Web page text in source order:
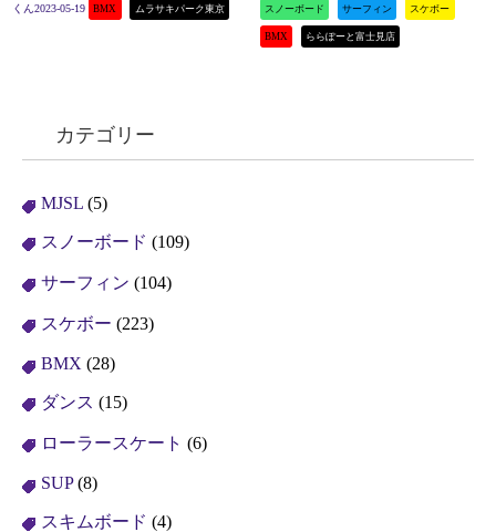
くん2023-05-19
BMX ムラサキパーク東京 スノーボード サーフィン スケボー
BMX ららぽーと富士見店
カテゴリー
MJSL (5)
スノーボード (109)
サーフィン (104)
スケボー (223)
BMX (28)
ダンス (15)
ローラースケート (6)
SUP(8)
スキムボード (4)